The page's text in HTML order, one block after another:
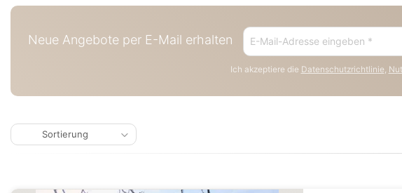
Neue Angebote per E-Mail erhalten
Ich akzeptiere die Datenschutzrichtlinie,
Sortierung